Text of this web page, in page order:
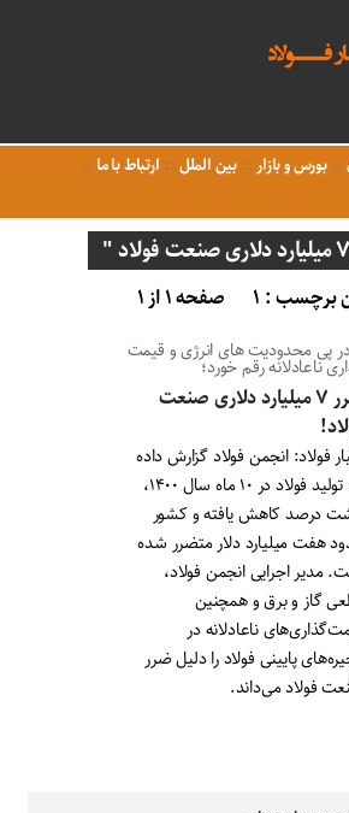
بورس و بازار بین الملل
ارتباط با ما
برچسب : ۱ صفحه ۱ از ۱
پی محدودیت های انرژی و قیمت
ناعادلانه رقم خورد؛
ضرر ۷ میلیارد دلاری صنعت
فولاد: انجمن فولاد گزارش داده
که تولید فولاد در ۱۰ ماه سال ۱۴۰۰،
درصد کاهش یافته و کشور
هفت میلیارد دلار متضرر شده
مدیر اجرایی انجمن فولاد،
گاز و برق و همچنین
ناعادلانه در
پایینی فولاد را دلیل ضرر
فولاد می‌داند.